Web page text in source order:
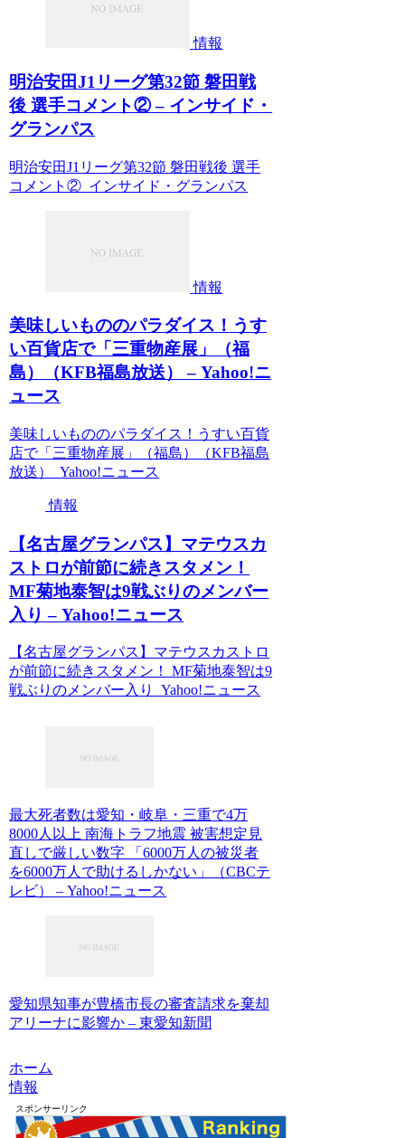
情報
明治安田J1リーグ第32節 磐田戦
後 選手コメント② – インサイド・
グランパス
明治安田J1リーグ第32節 磐田戦後 選手
コメント② インサイド・グランパス
情報
美味しいもののパラダイス！うす
い百貨店で「三重物産展」（福
島）（KFB福島放送） – Yahoo!ニ
ュース
美味しいもののパラダイス！うすい百貨
店で「三重物産展」（福島）（KFB福島
放送） Yahoo!ニュース
情報
【名古屋グランパス】マテウスカ
ストロが前節に続きスタメン！
MF菊地泰智は9戦ぶりのメンバー
入り – Yahoo!ニュース
【名古屋グランパス】マテウスカストロ
が前節に続きスタメン！ MF菊地泰智は9
戦ぶりのメンバー入り Yahoo!ニュース
最大死者数は愛知・岐阜・三重で4万
8000人以上 南海トラフ地震 被害想定見
直しで厳しい数字 「6000万人の被災者
を6000万人で助けるしかない」（CBCテ
レビ） – Yahoo!ニュース
愛知県知事が豊橋市長の審査請求を棄却
アリーナに影響か – 東愛知新聞
ホーム
情報
スポンサーリンク